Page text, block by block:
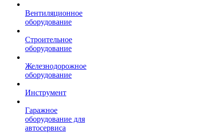
Вентиляционное
оборудование
Строительное
оборудование
Железнодорожное
оборудование
Инструмент
Гаражное
оборудование для
автосервиса